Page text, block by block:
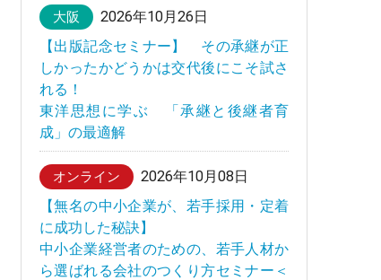
大阪
2026年10月26日
【出版記念セミナー】 その承継が正
しかったかどうかは交代後にこそ試さ
れる！
東洋思想に学ぶ 「承継と後継者育
成」の最適解
オンライン
2026年10月08日
【無名の中小企業が、若手採用・定着
に成功した秘訣】
中小企業経営者のための、若手人材か
ら選ばれる会社のつくり方セミナー＜